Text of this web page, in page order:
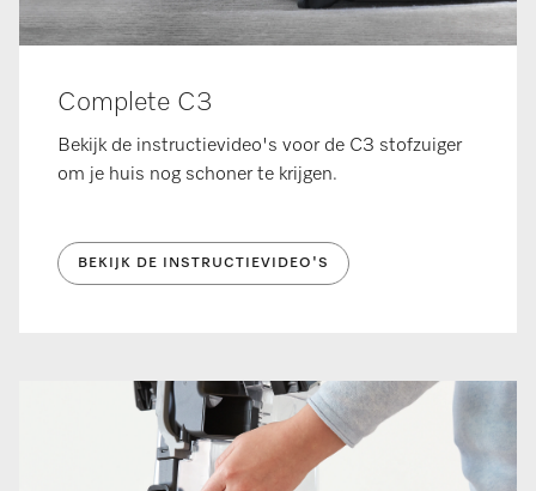
Complete C3
Bekijk de instructievideo's voor de C3 stofzuiger
om je huis nog schoner te krijgen.
BEKIJK DE INSTRUCTIEVIDEO'S